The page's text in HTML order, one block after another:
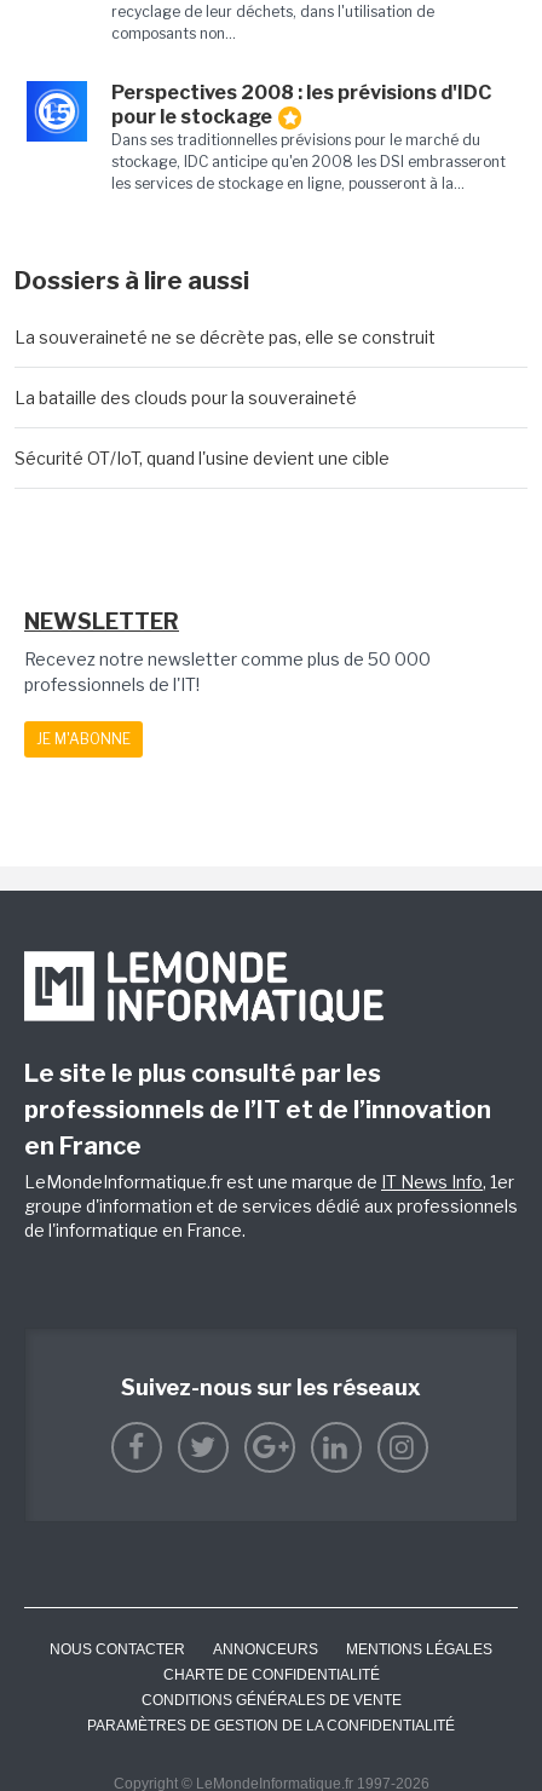
recyclage de leur déchets, dans l'utilisation de
composants non...
15
Perspectives 2008 : les prévisions d'IDC
pour le stockage
Dans ses traditionnelles prévisions pour le marché du
stockage, IDC anticipe qu'en 2008 les DSI embrasseront
les services de stockage en ligne, pousseront à la...
Dossiers à lire aussi
La souveraineté ne se décrète pas, elle se construit
La bataille des clouds pour la souveraineté
Sécurité OT/IoT, quand l'usine devient une cible
NEWSLETTER
Recevez notre newsletter comme plus de 50 000
professionnels de l'IT!
JE M'ABONNE
Le site le plus consulté par les
professionnels de l’IT et de l’innovation
en France
LeMondeInformatique.fr est une marque de IT News Info, 1er
groupe d'information et de services dédié aux professionnels
de l'informatique en France.
Suivez-nous sur les réseaux
NOUS CONTACTER ANNONCEURS
MENTIONS LÉGALES
CHARTE DE CONFIDENTIALITÉ
CONDITIONS GÉNÉRALES DE VENTE
PARAMÈTRES DE GESTION DE LA CONFIDENTIALITÉ
Copyright © LeMondeInformatique.fr 1997-2026